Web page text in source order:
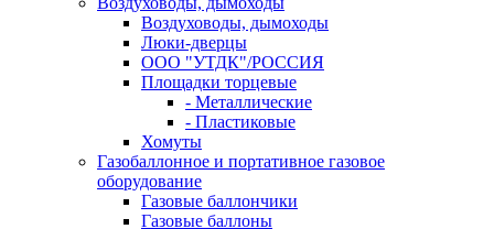
Воздуховоды, дымоходы
Люки-дверцы
ООО "УТДК"/РОССИЯ
Площадки торцевые
- Металлические
- Пластиковые
Хомуты
Газобаллонное и портативное газовое
оборудование
Газовые баллончики
Газовые баллоны